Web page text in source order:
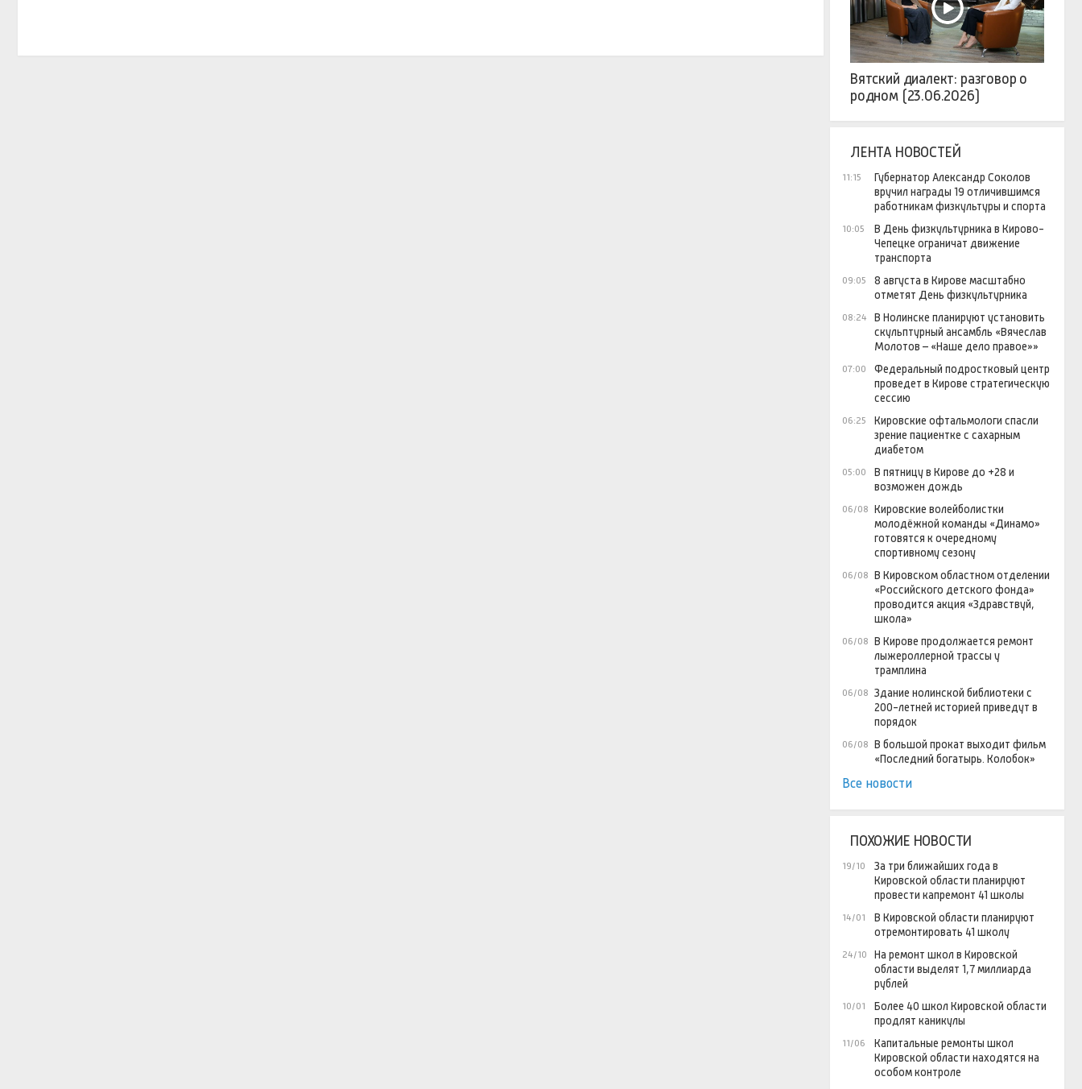
Вятский диалект: разговор о
родном (23.06.2026)
ЛЕНТА НОВОСТЕЙ
11:15
Губернатор Александр Соколов
вручил награды 19 отличившимся
работникам физкультуры и спорта
10:05
В День физкультурника в Кирово-
Чепецке ограничат движение
транспорта
09:05
8 августа в Кирове масштабно
отметят День физкультурника
08:24
В Нолинске планируют установить
скульптурный ансамбль «Вячеслав
Молотов – «Наше дело правое»»
07:00
Федеральный подростковый центр
проведет в Кирове стратегическую
сессию
06:25
Кировские офтальмологи спасли
зрение пациентке с сахарным
диабетом
05:00
В пятницу в Кирове до +28 и
возможен дождь
06/08 Кировские волейболистки
молодёжной команды «Динамо»
готовятся к очередному
спортивному сезону
06/08 В Кировском областном отделении
«Российского детского фонда»
проводится акция «Здравствуй,
школа»
06/08 В Кирове продолжается ремонт
лыжероллерной трассы у
трамплина
06/08 Здание нолинской библиотеки с
200-летней историей приведут в
порядок
06/08 В большой прокат выходит фильм
«Последний богатырь. Колобок»
Все новости
ПОХОЖИЕ НОВОСТИ
19/10
За три ближайших года в
Кировской области планируют
провести капремонт 41 школы
14/01
В Кировской области планируют
отремонтировать 41 школу
24/10
На ремонт школ в Кировской
области выделят 1,7 миллиарда
рублей
10/01
Более 40 школ Кировской области
продлят каникулы
11/06
Капитальные ремонты школ
Кировской области находятся на
особом контроле